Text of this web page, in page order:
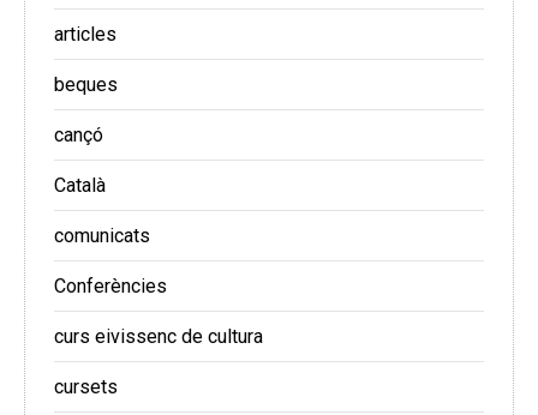
articles
beques
cançó
Català
comunicats
Conferències
curs eivissenc de cultura
cursets